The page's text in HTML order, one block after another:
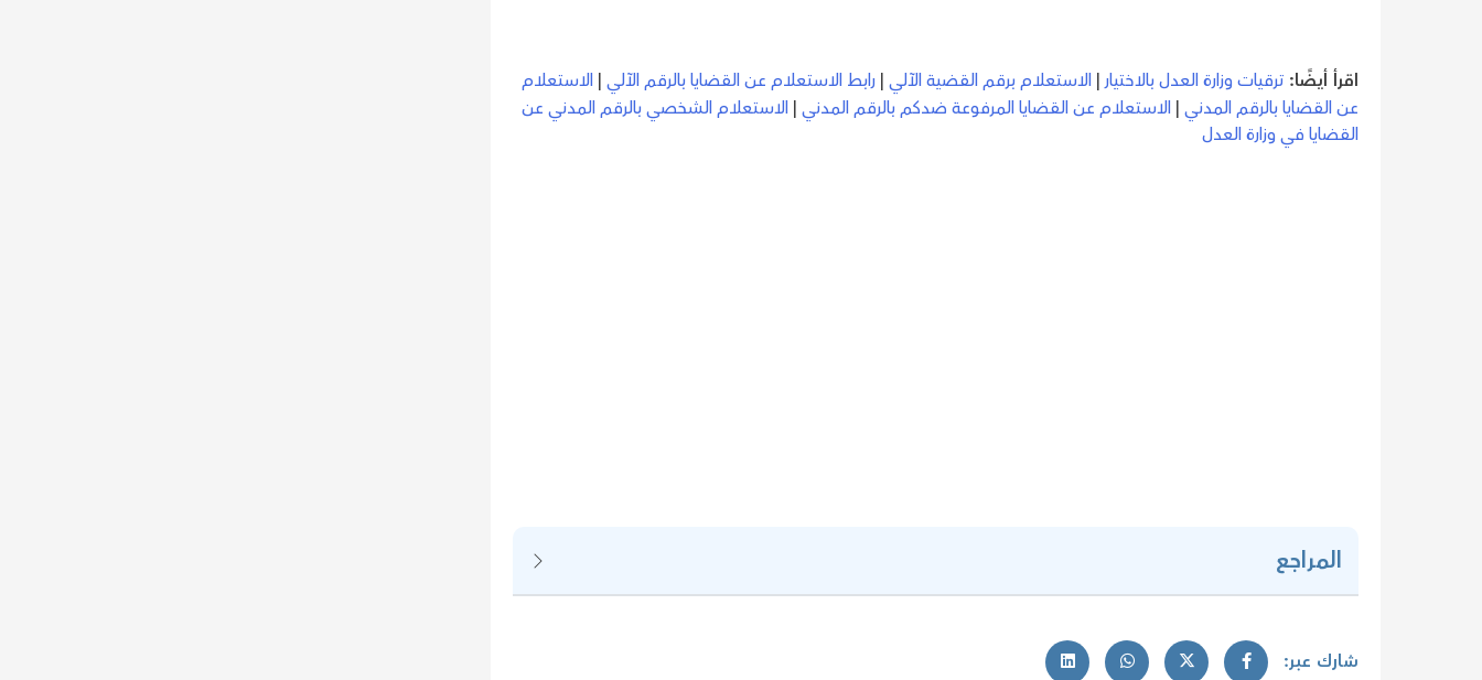
اقرأ أيضًا: ترقيات وزارة العدل بالاختيار| الاستعلام برقم القضية الآلي | رابط الاستعلام عن القضايا بالرقم الآلي | الاستعلام
عن القضايا بالرقم المدني | الاستعلام عن القضايا المرفوعة ضدكم بالرقم المدني | الاستعلام الشخصي بالرقم المدني عن
القضايا في وزارة العدل
المراجع
شارك عبر: